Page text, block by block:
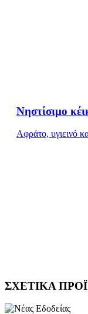
Νηστίσιμο
Aφράτο, υγιεινό
ΣΧΕΤΙΚΑ